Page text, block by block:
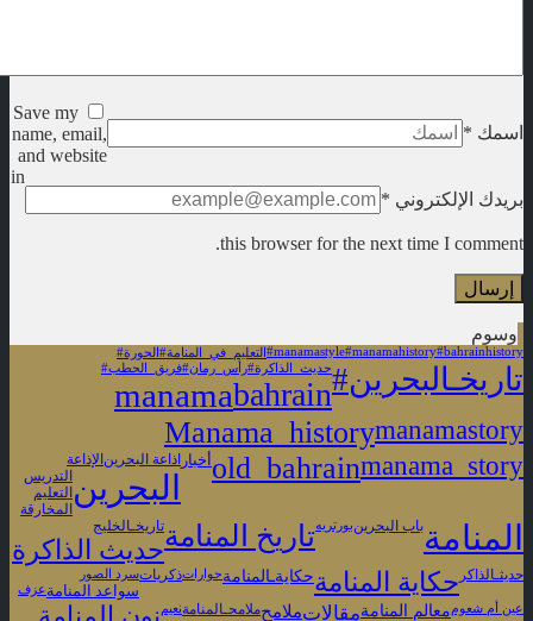
اسمك *
بريدك الإلكتروني *
Save my
name, email,
and website
in
this browser for the next time I comment.
وسوم
#bahrainhistory
#manamahistory
#manamastyle #التعليم_في_المنامة #الحورة
#تاريخـالبحرين #حديث_الذاكرة #رأس_رمان #فريق_الحطب
bahrain
manama
manamastory
Manama_history
manama_story
old_bahrain أخبار اذاعة البحرين الإذاعة
البحرين التدريس
التعليم
المخارقة
المنامةباب البحرينبورتريهتاريخ المنامةتاريخـالخليج
حديث الذاكرة
حديثـالذاكر حكاية المنامةحكايةـالمنامةحواراتذكرياتسرد الصور
سواعد المنامةعزف
عين أم شعوممعالم المنامةمقالاتملامحملامحـالمنامةنعيم